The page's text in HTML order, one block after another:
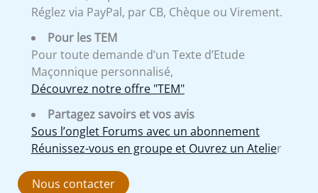
Réglez via PayPal, par CB, Chèque ou Virement.
Pour les TEM
Pour toute demande d’un Texte d’Etude
Maçonnique personnalisé,
Découvrez notre offre "TEM"
Partagez savoirs et vos avis
Sous l’onglet Forums avec un abonnement
Réunissez-vous en groupe et Ouvrez un Atelier
Nous contacter